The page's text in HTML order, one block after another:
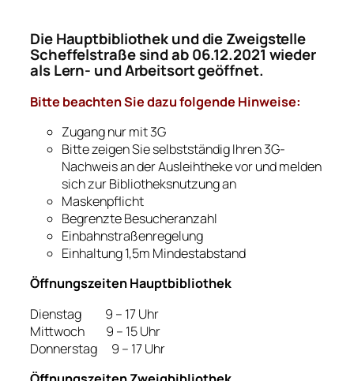
Die Hauptbibliothek und die Zweigstelle
Scheffelstraße sind ab 06.12.2021 wieder
als Lern- und Arbeitsort geöffnet.
Bitte beachten Sie dazu folgende Hinweise:
Zugang nur mit 3G
Bitte zeigen Sie selbstständig Ihren 3G-
Nachweis an der Ausleihtheke vor und melden
sich zur Bibliotheksnutzung an
Maskenpflicht
Begrenzte Besucheranzahl
Einbahnstraßenregelung
Einhaltung 1,5m Mindestabstand
Öffnungszeiten Hauptbibliothek
Dienstag 9 – 17 Uhr
Mittwoch 9 – 15 Uhr
Donnerstag 9 – 17 Uhr